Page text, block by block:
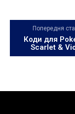
Попередня
Коди для
Scarlet &